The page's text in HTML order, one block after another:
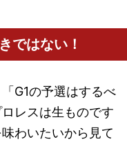
ではない！
G1の予選はするべ
レスは生ものです
わいたいから見て